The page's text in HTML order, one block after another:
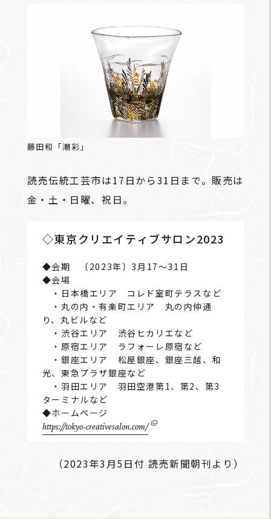
藤田和「潮彩」
読売伝統工芸市は17日から31日まで。販売は
金・土・日曜、祝日。
◇東京クリエイティブサロン2023
◆会期 〔2023年〕3月17～31日
◆会場
・日本橋エリア コレド室町テラスなど
・丸の内・有楽町エリア 丸の内仲通
り、丸ビルなど
・渋谷エリア 渋谷ヒカリエなど
・原宿エリア ラフォーレ原宿など
・銀座エリア 松屋銀座、銀座三越、和
光、東急プラザ銀座など
・羽田エリア 羽田空港第1、第2、第3
ターミナルなど
◆ホームページ
https://tokyo-creativesalon.com/
（2023年3月5日付 読売新聞朝刊より）